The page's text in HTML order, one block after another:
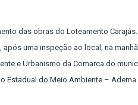
das obras do Loteamento
uma inspeção ao local, na
e Urbanismo da Comarca do
do Meio Ambiente – Adema